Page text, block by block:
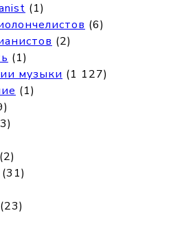
(1)
(6)
(2)
(1)
музыки (1 127)
(1)
(2)
(31)
(23)